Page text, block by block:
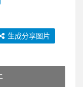
生成分享图片